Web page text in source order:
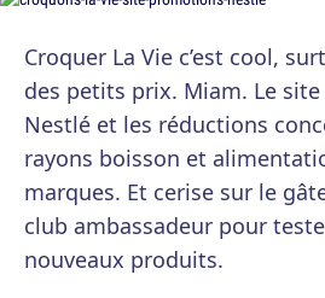
Croquer La Vie c’est cool,
des petits prix. Miam. Le
Nestlé et les réductions
rayons boisson et
marques. Et cerise sur le
club ambassadeur pour
nouveaux produits.